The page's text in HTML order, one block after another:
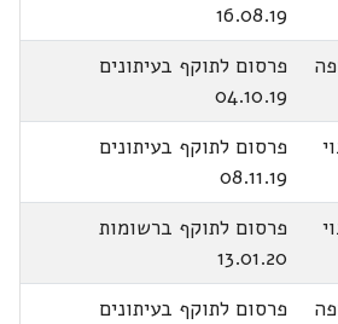
16.08.19
פרסום לתוקף בעיתונים
04.10.19
פרסום לתוקף בעיתונים
08.11.19
פרסום לתוקף ברשומות
13.01.20
פרסום לתוקף בעיתונים